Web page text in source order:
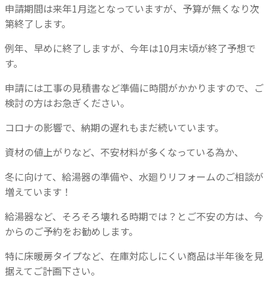
申請期間は来年1月迄となっていますが、予算が無くなり次
第終了します。
例年、早めに終了しますが、今年は10月末頃が終了予想で
す。
申請には工事の見積書など準備に時間がかかりますので、ご
検討の方はお急ぎください。
コロナの影響で、納期の遅れもまだ続いています。
資材の値上がりなど、不安材料が多くなっている為か、
冬に向けて、給湯器の準備や、水廻りリフォームのご相談が
増えています！
給湯器など、そろそろ壊れる時期では？とご不安の方は、今
からのご予約をお勧めします。
特に床暖房タイプなど、在庫対応しにくい商品は半年後を見
据えてご計画下さい。